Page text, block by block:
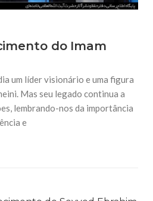
do Imam
um líder visionário e uma figura
Mas seu legado continua a
lembrando-nos da importância
e